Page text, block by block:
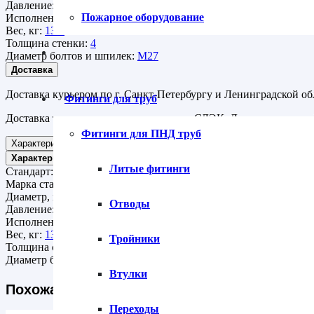
Пожарное оборудование
Фитинги для труб
Фитинги для ПНД труб
Литые фитинги
Отводы
Тройники
Втулки
Переходы
Давление:
Исполнение:с выступом
Вес, кг: 13.8
Толщина стенки: 4
Диаметр болтов и шпилек: М27
Доставка
Доставка курьером по г. Санкт-Петербургу и Ленинградской
Доставка транспортными компаниями СДЭК, Деловые линии ,
Характеристики
Характеристики
Стандарт:
АТК 24.200.02-90
Марка стали:
Диаметр, мм:
Давление:
Исполнение:
Вес, кг: 13.8
Толщина стенки:
Диаметр болтов и шпилек:
Похожая продукция